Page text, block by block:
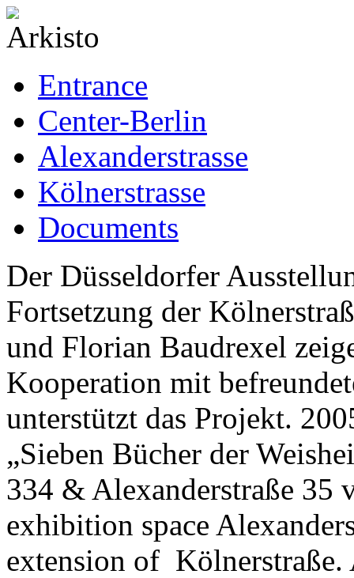
Entrance
Center-Berlin
Alexanderstrasse
Kölnerstrasse
Documents
Der Düsseldorfer
Fortsetzung der
und Florian Baudrexel
Kooperation mit
unterstützt das Projekt.
„Sieben Bücher der
334 & Alexanderstraße 35
exhibition space
extension of Kölnerstraße.